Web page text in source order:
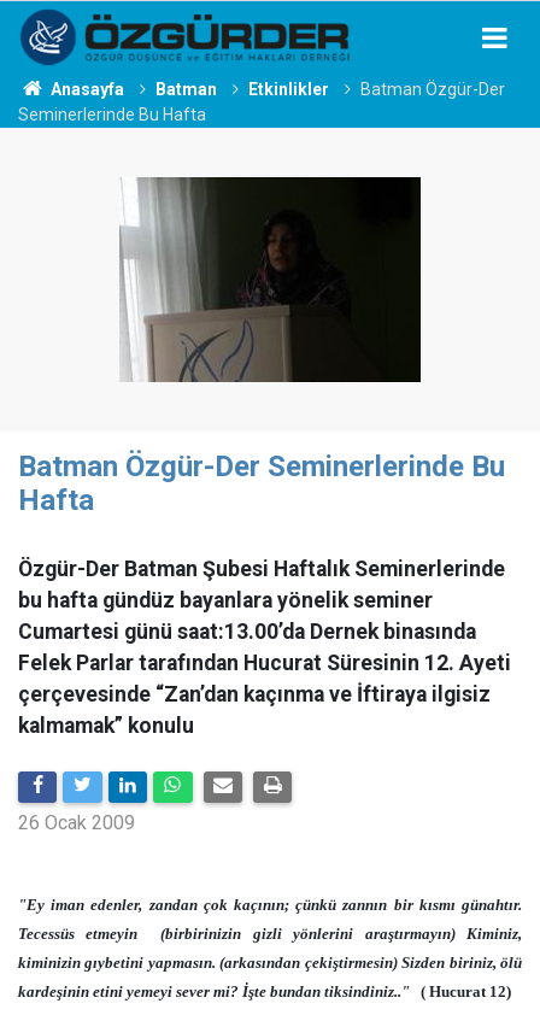
Anasayfa Batman Etkinlikler
Batman Özgür-Der
Seminerlerinde Bu Hafta
Batman Özgür-Der Seminerlerinde Bu
Hafta
Özgür-Der Batman Şubesi Haftalık Seminerlerinde
bu hafta gündüz bayanlara yönelik seminer
Cumartesi günü saat:13.00’da Dernek binasında
Felek Parlar tarafından Hucurat Süresinin 12. Ayeti
çerçevesinde “Zan’dan kaçınma ve İftiraya ilgisiz
kalmamak” konulu
26 Ocak 2009
"Ey iman edenler, zandan çok kaçının; çünkü zannın bir kısmı günahtır.
Tecessüs etmeyin
(birbirinizin gizli yönlerini araştırmayın) Kiminiz,
kiminizin gıybetini yapmasın. (arkasından çekiştirmesin) Sizden biriniz, ölü
kardeşinin etini yemeyi sever mi? İşte bundan tiksindiniz.." ( Hucurat 12)